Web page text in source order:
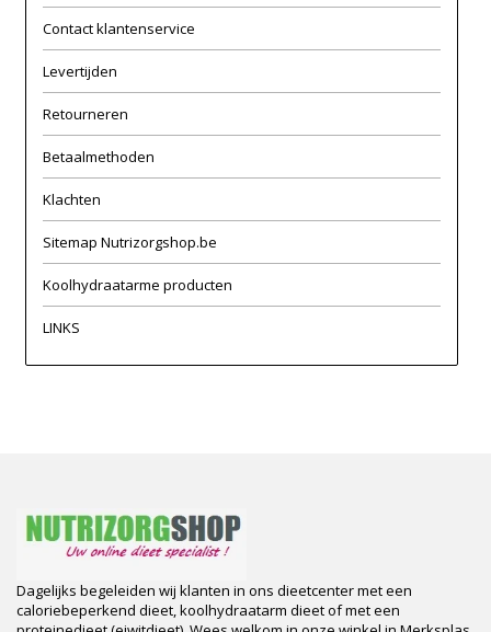
Contact klantenservice
Levertijden
Retourneren
Betaalmethoden
Klachten
Sitemap Nutrizorgshop.be
Koolhydraatarme producten
LINKS
Dagelijks begeleiden wij klanten in ons dieetcenter met een
caloriebeperkend dieet, koolhydraatarm dieet of met een